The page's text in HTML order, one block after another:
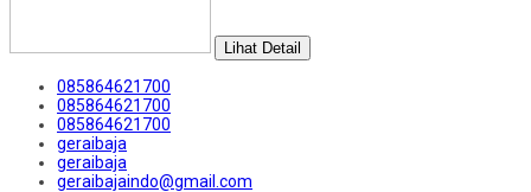
Lihat Detail
085864621700
085864621700
085864621700
geraibaja
geraibaja
geraibajaindo@gmail.com